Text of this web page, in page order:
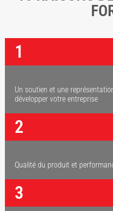
1
Un soutien et une
développer votre entreprise
2
Qualité du produit et
3